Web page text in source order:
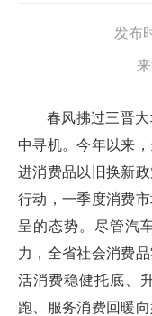
发布
来
春风拂过三晋
中寻机。今年以来
进消费品以旧换新
行动，一季度消费
呈的态势。尽管汽
力，全省社会消费
活消费稳健托底、
跑、服务消费回暖